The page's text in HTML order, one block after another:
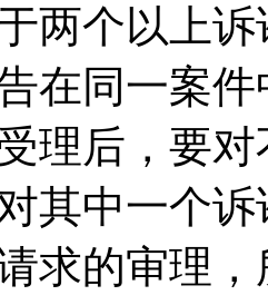
个以上诉
在同一案
理后，要
其中一个
求的审理